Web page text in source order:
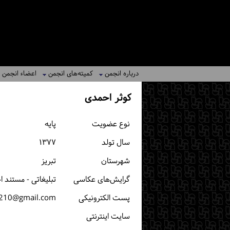
درباره انجمن کمیته‌های انجمن اعضاء انجمن
کوثر احمدی
نوع عضویت
پایه
سال تولد
۱۳۷۷
شهرستان
تبریز
گرایش‌های عکاسی
تبلیغاتی -
پست الكترونیكی
سایت اینترنتی